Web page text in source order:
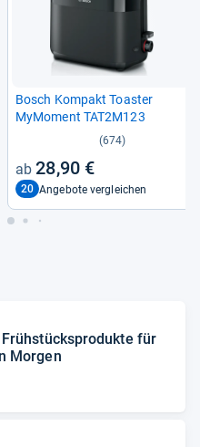
Bosch Kom­pakt Toas­ter
MyMo­ment TAT2M123
(674)
28,90 €
20 Angebote vergleichen
für
Mor­gen